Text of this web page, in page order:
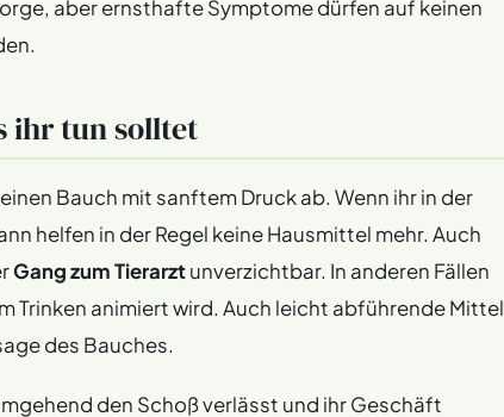
aber ernsthafte Symptome dürfen auf keinen
ihr tun solltet
Bauch mit sanftem Druck ab. Wenn ihr in der
helfen in der Regel keine Hausmittel mehr. Auch
Gang zum Tierarztunverzichtbar. In anderen Fällen
Trinken animiert wird. Auch leicht abführende Mittel
des Bauches.
den Schoß verlässt und ihr Geschäft